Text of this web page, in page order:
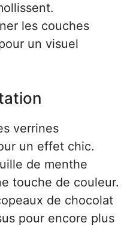
les couches
un visuel
verrines
un effet chic.
de menthe
touche de couleur.
de chocolat
pour encore plus